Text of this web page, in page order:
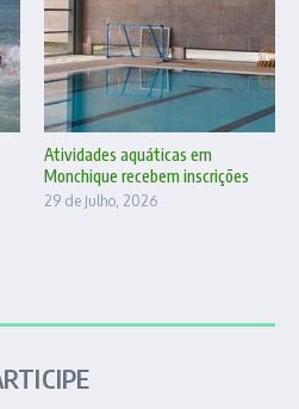
Atividades aquáticas em
Monchique recebem inscrições
29 de Julho, 2026